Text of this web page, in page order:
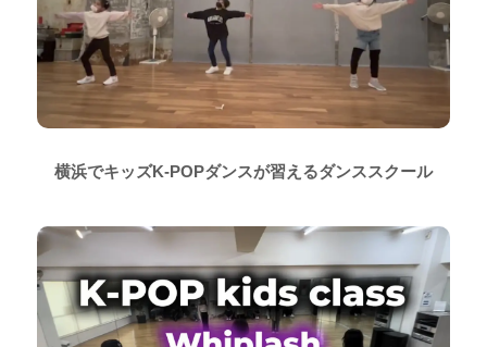
横浜でキッズK-POPダンスが習えるダンススクール